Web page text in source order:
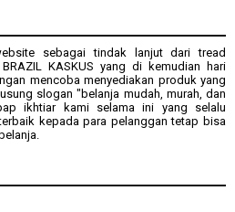
sebagai tindak lanjut dari tread
KASKUS yang di kemudian hari
mencoba menyediakan produk yang
slogan "belanja mudah, murah, dan
ikhtiar kami selama ini yang selalu
kepada para pelanggan tetap bisa